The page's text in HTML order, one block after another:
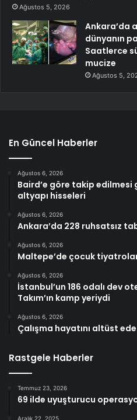
Ağustos 5, 2026
Ankara’da
dünyanın
Saatlerce
mucize
Ağustos 5,
En Güncel Haberler
Ağustos 6, 2026
Baird’e göre takip edilmesi
altyapı hisseleri
Ağustos 6, 2026
Ankara’da 228 ruhsatsız
Ağustos 6, 2026
Maltepe’de çocuk
Ağustos 6, 2026
İstanbul’un 186 odalı dev
Takım’ın kamp yeriydi
Ağustos 6, 2026
Çalışma hayatını altüst
Rastgele Haberler
Temmuz 23, 2026
69 ilde uyuşturucu
Aralık 22, 2025